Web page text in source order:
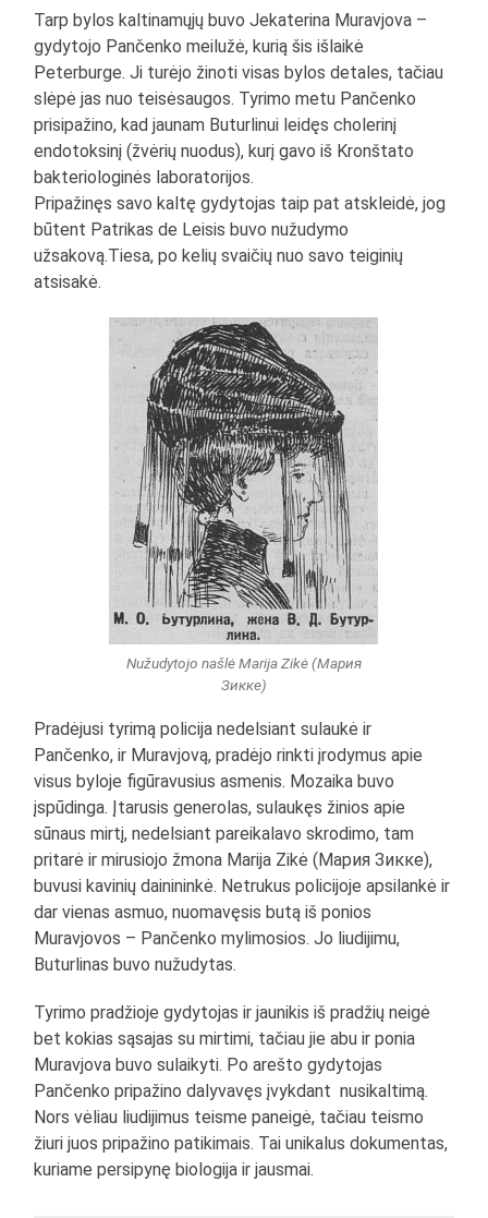
Tarp bylos kaltinamųjų buvo Jekaterina Muravjova –
gydytojo Pančenko meilužė, kurią šis išlaikė
Peterburge. Ji turėjo žinoti visas bylos detales, tačiau
slėpė jas nuo teisėsaugos. Tyrimo metu Pančenko
prisipažino, kad jaunam Buturlinui leidęs cholerinį
endotoksinį (žvėrių nuodus), kurį gavo iš Kronštato
bakteriologinės laboratorijos.
Pripažinęs savo kaltę gydytojas taip pat atskleidė, jog
būtent Patrikas de Leisis buvo nužudymo
užsakovą.Tiesa, po kelių svaičių nuo savo teiginių
atsisakė.
Nužudytojo našlė Marija Zikė (Мария
Зикке)
Pradėjusi tyrimą policija nedelsiant sulaukė ir
Pančenko, ir Muravjovą, pradėjo rinkti įrodymus apie
visus byloje figūravusius asmenis. Mozaika buvo
įspūdinga. Įtarusis generolas, sulaukęs žinios apie
sūnaus mirtį, nedelsiant pareikalavo skrodimo, tam
pritarė ir mirusiojo žmona Marija Zikė (Мария Зикке),
buvusi kavinių dainininkė. Netrukus policijoje apsilankė ir
dar vienas asmuo, nuomavęsis butą iš ponios
Muravjovos – Pančenko mylimosios. Jo liudijimu,
Buturlinas buvo nužudytas.
Tyrimo pradžioje gydytojas ir jaunikis iš pradžių neigė
bet kokias sąsajas su mirtimi, tačiau jie abu ir ponia
Muravjova buvo sulaikyti. Po arešto gydytojas
Pančenko pripažino dalyvavęs įvykdant nusikaltimą.
Nors vėliau liudijimus teisme paneigė, tačiau teismo
žiuri juos pripažino patikimais. Tai unikalus dokumentas,
kuriame persipynę biologija ir jausmai.